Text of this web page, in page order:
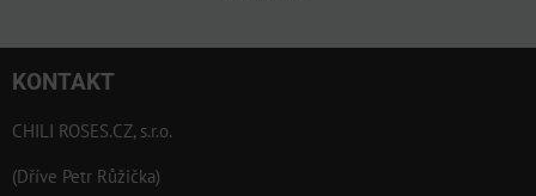
KONTAKT
CHILI ROSES.CZ, s.r.o.
(Dříve Petr Růžička)